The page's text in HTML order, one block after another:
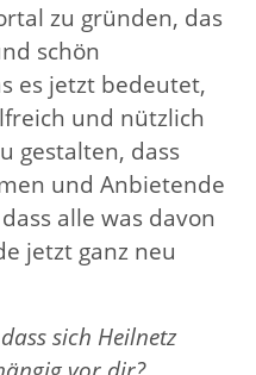
zu gründen, das
schön
es jetzt bedeutet,
und nützlich
gestalten, dass
und Anbietende
alle was davon
jetzt ganz neu
sich Heilnetz